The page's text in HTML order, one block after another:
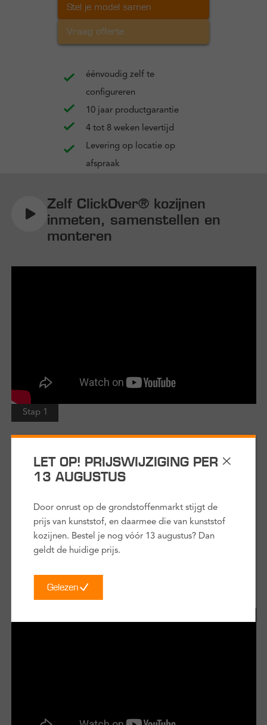
Stel je model samen
Vraag offerte
éénvoudig zelf te
configureren
10 jaar productgarantie
4 tot 8 weken levertijd
Levering op locatie op
afspraak
Zelf ClickOver® kozijnen
inmeten, samenstellen en
monteren
Stap 1
Een ClickOver® kozijn inmeten
Om de juiste afmeting ClickOver® kozijn te bestellen zijn er
2 maten belangrijk die je moet inmeten bij je oude kozijn: de
deze video legt Thomas je uit hoe je deze 2 maten
nauwkeurig inmeet.
3 minuten
LET OP! PRIJSWIJZIGING PER
13 AUGUSTUS
Door onrust op de grondstoffenmarkt stijgt de
prijs van kunststof, en daarmee die van kunststof
kozijnen. Bestel je nog vóór 13 augustus? Dan
geldt de huidige prijs.
Gelezen